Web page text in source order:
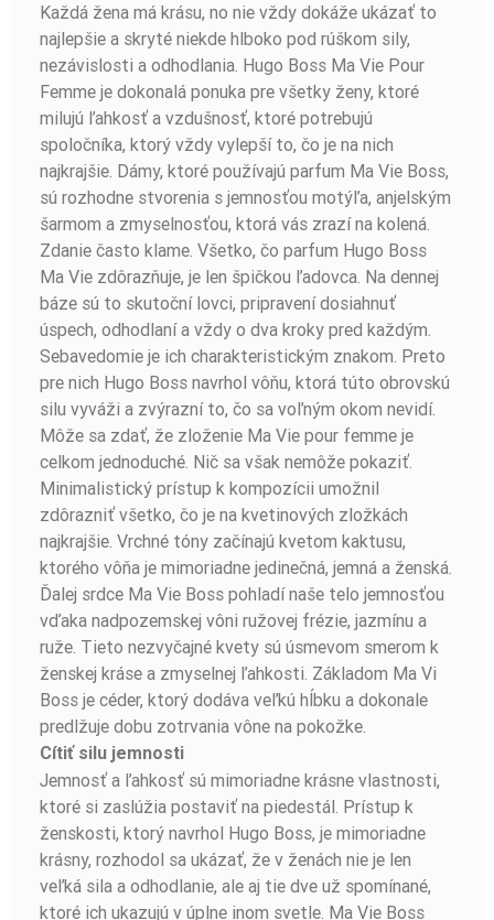
Každá žena má krásu, no nie vždy dokáže ukázať to
najlepšie a skryté niekde hlboko pod rúškom sily,
nezávislosti a odhodlania. Hugo Boss Ma Vie Pour
Femme je dokonalá ponuka pre všetky ženy, ktoré
milujú ľahkosť a vzdušnosť, ktoré potrebujú
spoločníka, ktorý vždy vylepší to, čo je na nich
najkrajšie. Dámy, ktoré používajú parfum Ma Vie Boss,
sú rozhodne stvorenia s jemnosťou motýľa, anjelským
šarmom a zmyselnosťou, ktorá vás zrazí na kolená.
Zdanie často klame. Všetko, čo parfum Hugo Boss
Ma Vie zdôrazňuje, je len špičkou ľadovca. Na dennej
báze sú to skutoční lovci, pripravení dosiahnuť
úspech, odhodlaní a vždy o dva kroky pred každým.
Sebavedomie je ich charakteristickým znakom. Preto
pre nich Hugo Boss navrhol vôňu, ktorá túto obrovskú
silu vyváži a zvýrazní to, čo sa voľným okom nevidí.
Môže sa zdať, že zloženie Ma Vie pour femme je
celkom jednoduché. Nič sa však nemôže pokaziť.
Minimalistický prístup k kompozícii umožnil
zdôrazniť všetko, čo je na kvetinových zložkách
najkrajšie. Vrchné tóny začínajú kvetom kaktusu,
ktorého vôňa je mimoriadne jedinečná, jemná a ženská.
Ďalej srdce Ma Vie Boss pohladí naše telo jemnosťou
vďaka nadpozemskej vôni ružovej frézie, jazmínu a
ruže. Tieto nezvyčajné kvety sú úsmevom smerom k
ženskej kráse a zmyselnej ľahkosti. Základom Ma Vi
Boss je céder, ktorý dodáva veľkú hĺbku a dokonale
predlžuje dobu zotrvania vône na pokožke.
Cítiť silu jemnosti
Jemnosť a ľahkosť sú mimoriadne krásne vlastnosti,
ktoré si zaslúžia postaviť na piedestál. Prístup k
ženskosti, ktorý navrhol Hugo Boss, je mimoriadne
krásny, rozhodol sa ukázať, že v ženách nie je len
veľká sila a odhodlanie, ale aj tie dve už spomínané,
ktoré ich ukazujú v úplne inom svetle. Ma Vie Boss